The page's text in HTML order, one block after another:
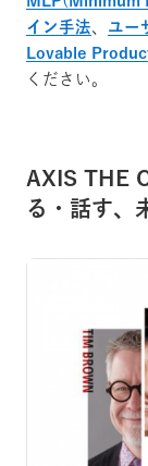
イン手法
ユー
Lovable
ください。
AXIS THE
る・話す、